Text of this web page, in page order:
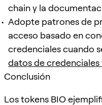
chain y la
Adopte patrones de
acceso basado en
credenciales cuando
datos de
Conclusión
Los tokens BIO